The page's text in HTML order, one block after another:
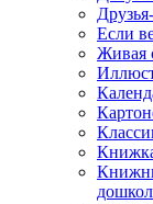
Если
Живая